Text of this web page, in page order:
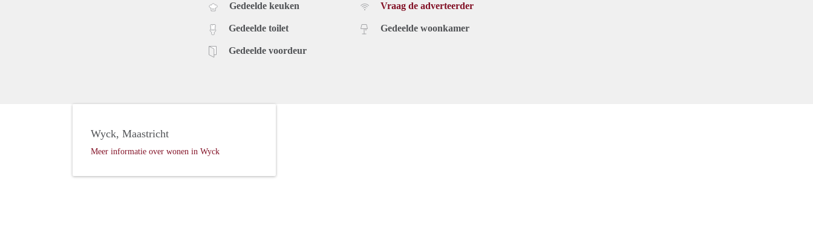
Gedeelde keuken
Gedeelde toilet
Gedeelde voordeur
Vraag de adverteerder
Gedeelde woonkamer
Wyck, Maastricht
Meer informatie over wonen in Wyck